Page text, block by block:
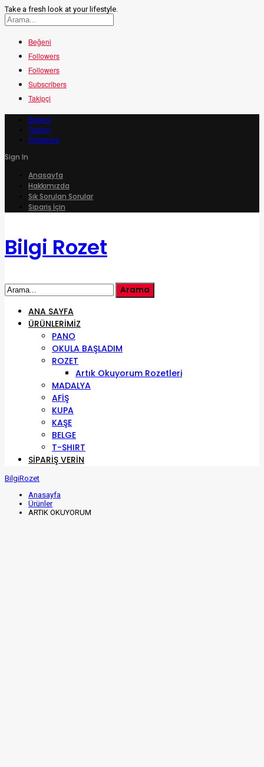
Take a fresh look at your lifestyle.
Beğeni
Followers
Followers
Subscribers
Takipçi
Beğeni
Takipçi
Followers
Sign In
Anasayfa
Hakkımızda
Sık Sorulan Sorular
Sipariş İçin
Bilgi Rozet
ANA SAYFA
ÜRÜNLERIMIZ
PANO
OKULA BAŞLADIM
ROZET
Artık Okuyorum Rozetleri
MADALYA
AFİŞ
KUPA
KAŞE
BELGE
T-SHIRT
SIPARIŞ VERIN
BilgiRozet
Anasayfa
Ürünler
ARTIK OKUYORUM